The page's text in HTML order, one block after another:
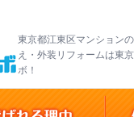
東京都江東区マンション
え・外装リフォームは東
ボ！